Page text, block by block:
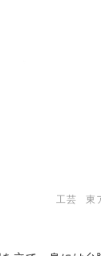
工芸 東